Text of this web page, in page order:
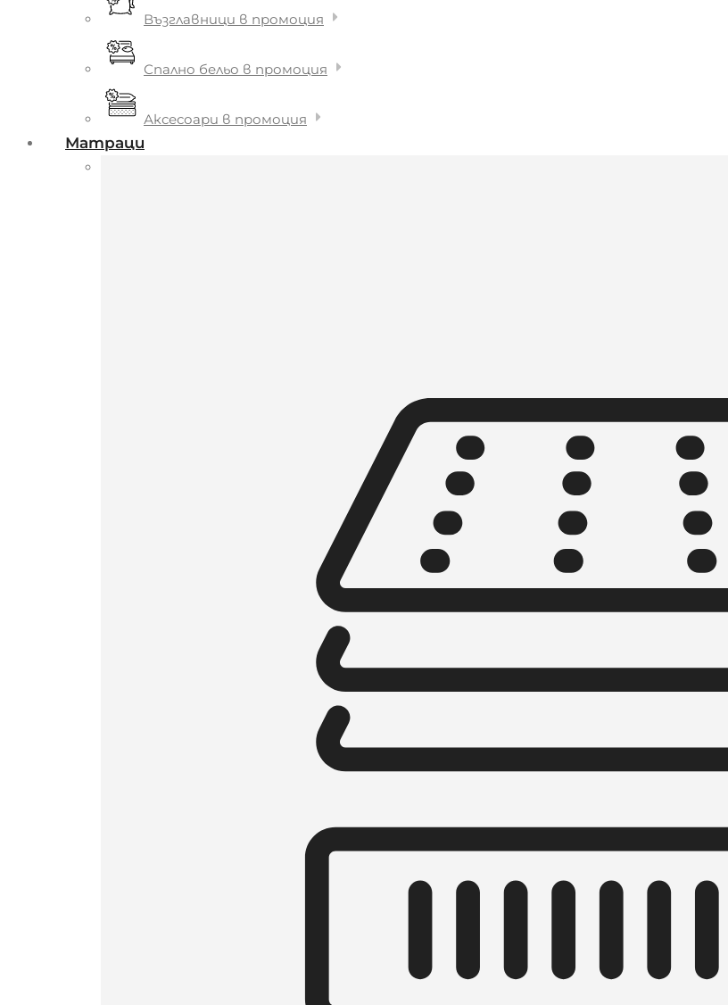
Възглавници в промоция
Спално бельо в промоция
Аксесоари в промоция
Матраци